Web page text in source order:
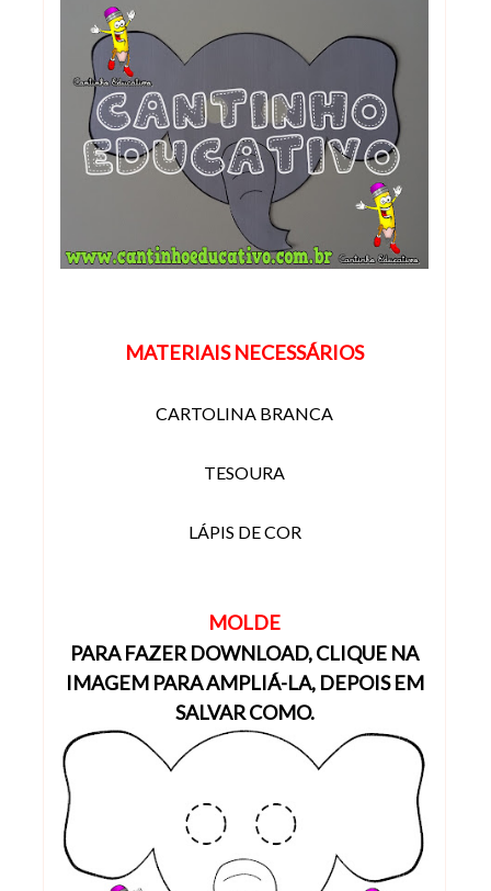
MATERIAIS NECESSÁRIOS
CARTOLINA BRANCA
TESOURA
LÁPIS DE COR
MOLDE
PARA FAZER DOWNLOAD, CLIQUE NA
IMAGEM PARA AMPLIÁ-LA, DEPOIS EM
SALVAR COMO.